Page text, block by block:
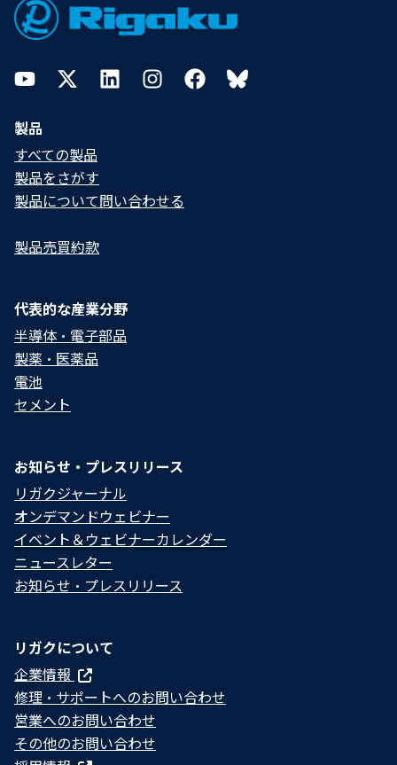
YouTubeTwitterLinkedInInstagramFacebookBluesky
製品
すべての製品
製品をさがす
製品について問い合わせる​
製品売買約款
代表的な産業分野
半導体・電子部品
製薬・医薬品
電池
セメント
お知らせ・プレスリリース
リガクジャーナル
オンデマンドウェビナー
イベント＆ウェビナーカレンダー
ニュースレター
お知らせ・プレスリリース
リガクについて
企業情報
修理・サポートへのお問い合わせ
営業へのお問い合わせ
その他のお問い合わせ